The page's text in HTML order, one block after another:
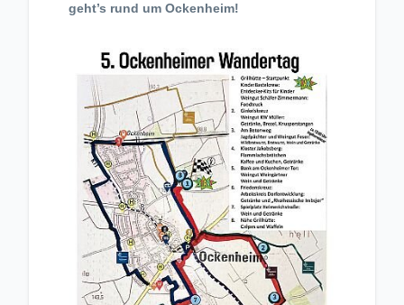
geht’s rund um Ockenheim!